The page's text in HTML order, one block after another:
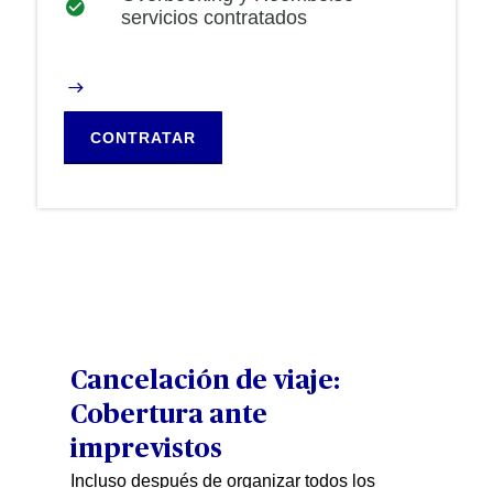
servicios contratados
CONTRATAR
Cancelación de viaje:
Cobertura ante
imprevistos
Incluso después de organizar todos los